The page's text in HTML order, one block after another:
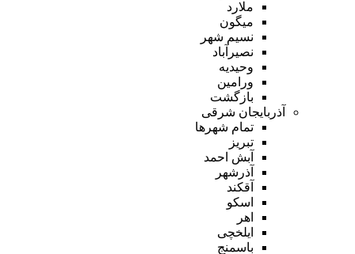
ملارد
میگون
نسیم شهر
نصیرآباد
وحیدیه
ورامین
بازگشت
آذربایجان شرقی
تمام شهر‌ها
تبریز
آبش احمد
آذرشهر
آقکند
اسکو
اهر
ایلخچی
باسمنج